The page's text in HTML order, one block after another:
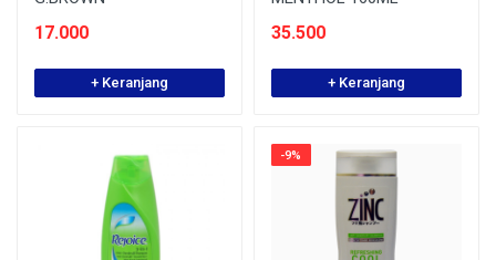
17.000
+ Keranjang
35.500
+ Keranjang
-9%